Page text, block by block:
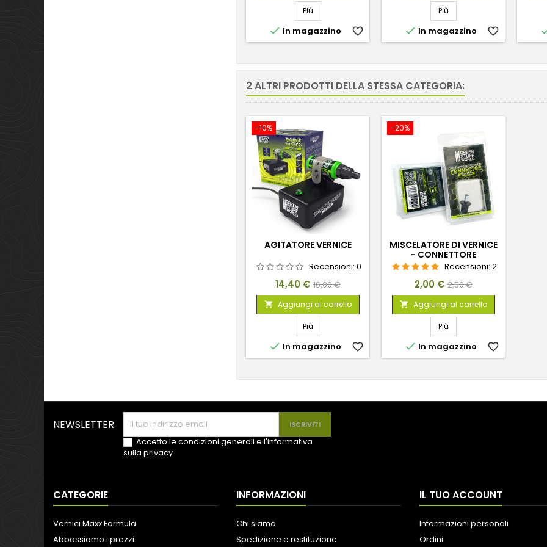
Più
 In magazzino favorite_border
Più
 In magazzino favorite_border
2 ALTRI PRODOTTI DELLA STESSA CATEGORIA:
-10%
AGITATORE VERNICE
Recensioni: 0
Prezzo
14,40 € Prezzo
base
16,00 €
 Aggiungi al carrello
Più
 In magazzino favorite_border
-20%
MISCELATORE DI VERNICE
- CONNETTORE
Recensioni: 2
Prezzo
2,00 € Prezzo
base
2,50 €
 Aggiungi al carrello
Più
 In magazzino favorite_border
NEWSLETTER
Accetto le condizioni generali e l'informativa
sulla privacy
CATEGORIE
Vernici Maxx Formula
Abbassiamo i prezzi
INFORMAZIONI
Chi siamo
Spedizione e restituzione
IL TUO ACCOUNT
Informazioni personali
Ordini